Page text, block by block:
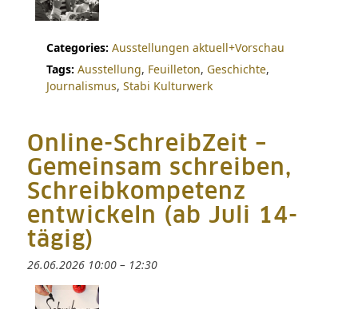
Categories: Ausstellungen aktuell+Vorschau
Tags: Ausstellung, Feuilleton, Geschichte,
Journalismus, Stabi Kulturwerk
Online-SchreibZeit –
Gemeinsam schreiben,
Schreibkompetenz
entwickeln (ab Juli 14-
tägig)
26.06.2026 10:00– 12:30